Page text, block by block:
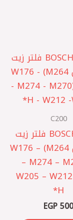
C200
بلغاريا BOSCH فلتر زيت
مرسيدس W176 – (M264
– M274 –
W205 –
EGP500